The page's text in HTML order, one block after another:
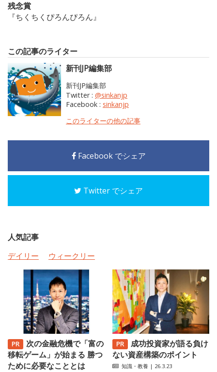
残念賞
『ちくちくぴろんぴろん』
この記事のライター
新刊JP編集部
新刊JP編集部
Twitter : @sinkanjp
Facebook : sinkanjp
このライターの他の記事
Facebook でシェア
Twitter でシェア
人気記事
デイリー
ウィークリー
次の金融危機で「富の
移転ゲーム」が始まる 勝つ
ために必要なこととは
成功投資家が語る負け
ない資産構築のポイント
知識・教養 | 26.3.23